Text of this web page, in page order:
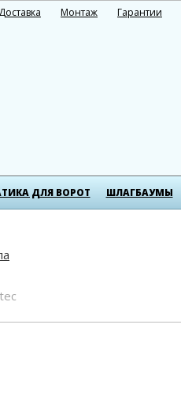
Доставка Монтаж Гарантии
ДЛЯ ВОРОТ ШЛАГБАУМЫ